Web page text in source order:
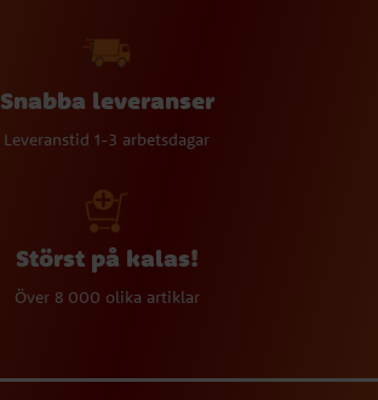
Snabba leveranser
Leveranstid 1-3 arbetsdagar
Störst på kalas!
Över 8 000 olika artiklar